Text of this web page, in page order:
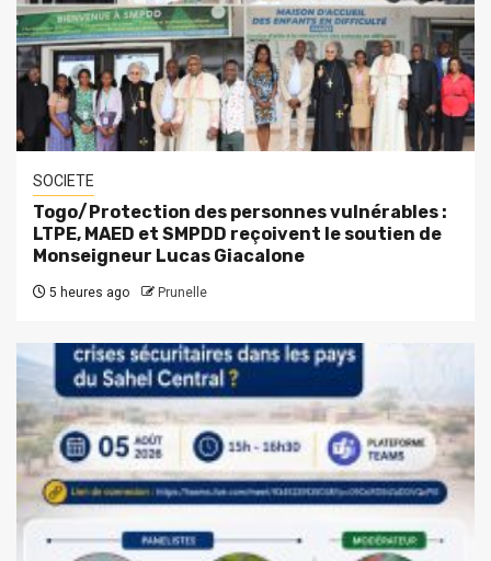
SOCIETE
Togo/Protection des personnes vulnérables :
LTPE, MAED et SMPDD reçoivent le soutien de
Monseigneur Lucas Giacalone
5 heures ago Prunelle